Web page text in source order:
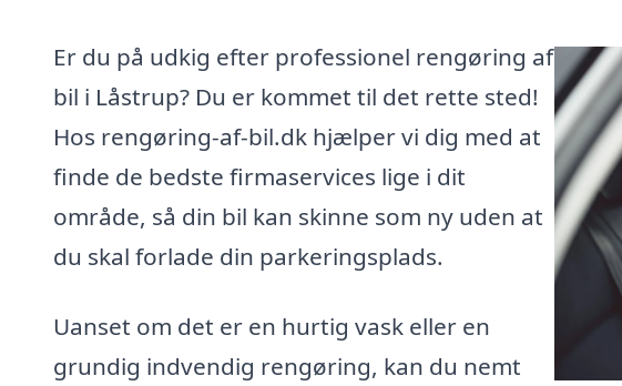
Er du på udkig efter professionel rengøring af
bil i Låstrup? Du er kommet til det rette sted!
Hos rengøring-af-bil.dk hjælper vi dig med at
finde de bedste firmaservices lige i dit
område, så din bil kan skinne som ny uden at
du skal forlade din parkeringsplads.
Uanset om det er en hurtig vask eller en
grundig indvendig rengøring, kan du nemt